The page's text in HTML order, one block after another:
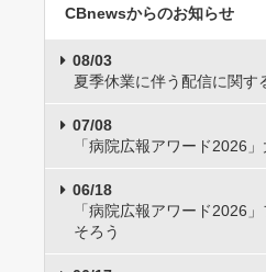
CBnewsからのお知らせ
08/03
夏季休業に伴う配信に関す
07/08
「病院広報アワード2026
06/18
「病院広報アワード2026
そろう